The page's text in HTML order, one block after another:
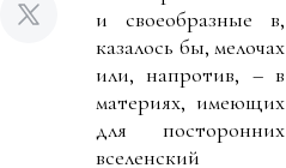
и своеобразные в,
казалось бы, мелочах
или, напротив, – в
материях, имеющих
для посторонних
вселенский